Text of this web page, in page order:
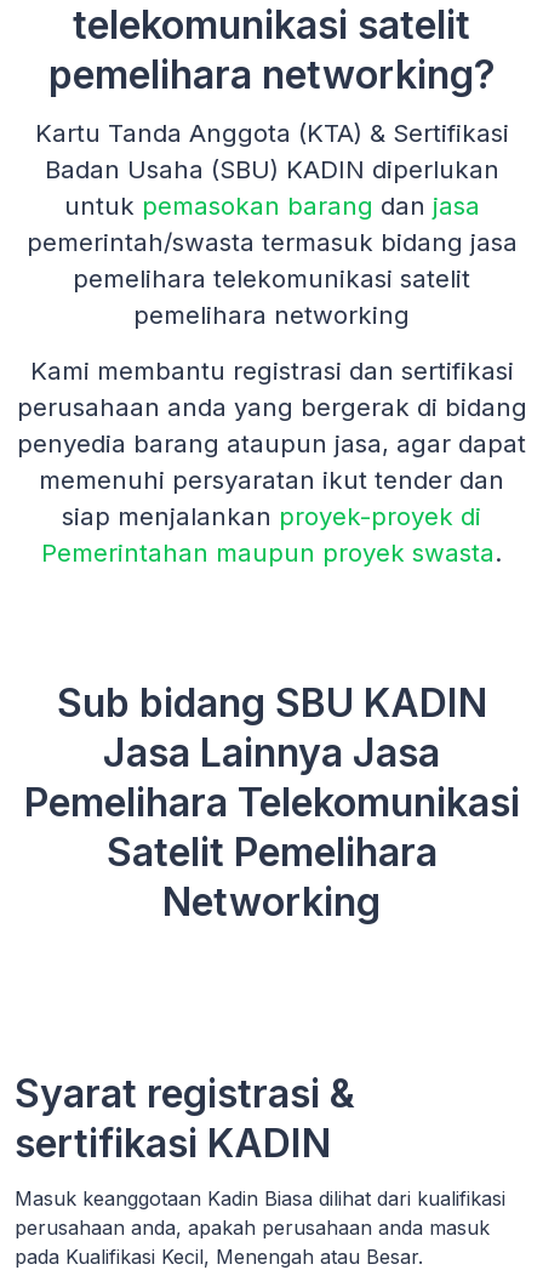
telekomunikasi satelit
pemelihara networking?
Kartu Tanda Anggota (KTA) & Sertifikasi
Badan Usaha (SBU) KADIN diperlukan
untuk pemasokan barang dan jasa
pemerintah/swasta termasuk bidang jasa
pemelihara telekomunikasi satelit
pemelihara networking
Kami membantu registrasi dan sertifikasi
perusahaan anda yang bergerak di bidang
penyedia barang ataupun jasa, agar dapat
memenuhi persyaratan ikut tender dan
siap menjalankan proyek-proyek di
Pemerintahan maupun proyek swasta.
Sub bidang SBU KADIN
Jasa Lainnya Jasa
Pemelihara Telekomunikasi
Satelit Pemelihara
Networking
Syarat registrasi &
sertifikasi KADIN
Masuk keanggotaan Kadin Biasa dilihat dari kualifikasi
perusahaan anda, apakah perusahaan anda masuk
pada Kualifikasi Kecil, Menengah atau Besar.